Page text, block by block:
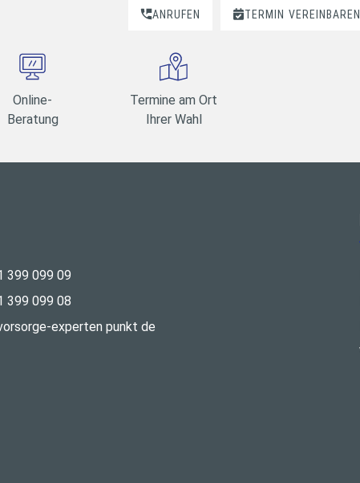
ANRUFEN TERMIN VEREINBAREN
Online-
Beratung
Termine am Ort
Ihrer Wahl
399 099 09
399 099 08
experten punkt de